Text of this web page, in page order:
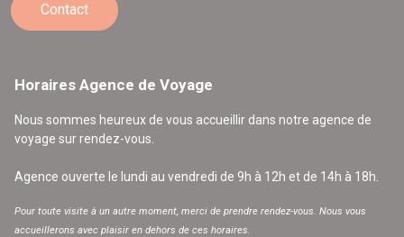
Contact
Horaires Agence de Voyage
Nous sommes heureux de vous accueillir dans notre agence de
voyage sur rendez-vous.
Agence ouverte le lundi au vendredi de 9h à 12h et de 14h à 18h.
Pour toute visite à un autre moment, merci de prendre rendez-vous. Nous vous
accueillerons avec plaisir en dehors de ces horaires.